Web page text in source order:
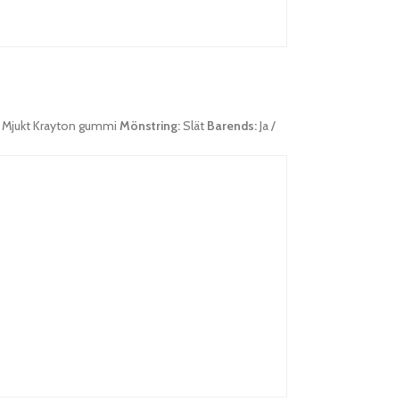
Mjukt Krayton gummi Mönstring:Slät Barends:Ja /